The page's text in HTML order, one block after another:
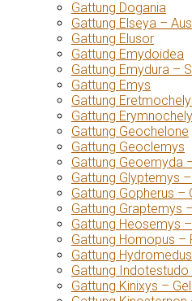
Gattung Dogania
Gattung Elseya –
Gattung Elusor
Gattung Emydoidea
Gattung Emydura –
Gattung Emys
Gattung
Gattung
Gattung Geochelone
Gattung Geoclemys
Gattung Geoemyda
Gattung Glyptemys
Gattung Gopherus –
Gattung Graptemys
Gattung Heosemys
Gattung Homopus –
Gattung
Gattung
Gattung Kinixys –